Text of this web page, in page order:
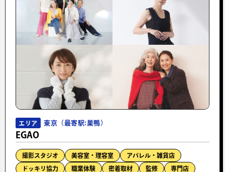
エリア 東京（最寄駅:巣鴨）
EGAO
撮影スタジオ 美容室・理容室 アパレル・雑貨店
ドッキリ協力 職業体験 密着取材 監修 専門店